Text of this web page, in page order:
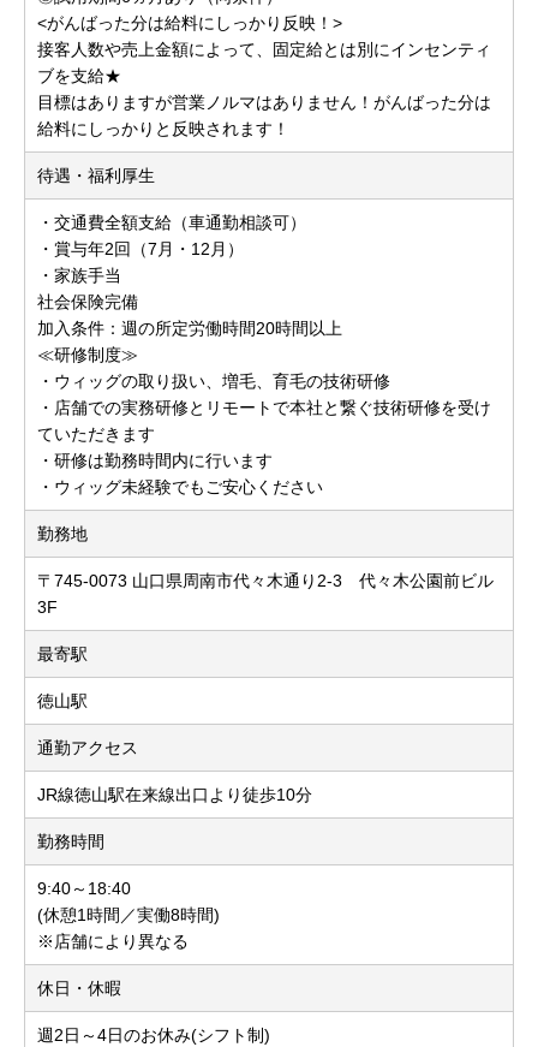
<がんばった分は給料にしっかり反映！>
接客人数や売上金額によって、固定給とは別にインセンティ
ブを支給★
目標はありますが営業ノルマはありません！がんばった分は
給料にしっかりと反映されます！
待遇・福利厚生
・交通費全額支給（車通勤相談可）
・賞与年2回（7月・12月）
・家族手当
社会保険完備
加入条件：週の所定労働時間20時間以上
≪研修制度≫
・ウィッグの取り扱い、増毛、育毛の技術研修
・店舗での実務研修とリモートで本社と繋ぐ技術研修を受け
ていただきます
・研修は勤務時間内に行います
・ウィッグ未経験でもご安心ください
勤務地
〒745-0073 山口県周南市代々木通り2-3 代々木公園前ビル
3F
最寄駅
徳山駅
通勤アクセス
JR線徳山駅在来線出口より徒歩10分
勤務時間
9:40～18:40
(休憩1時間／実働8時間)
※店舗により異なる
休日・休暇
週2日～4日のお休み(シフト制)